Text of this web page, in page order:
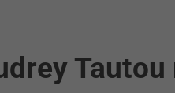
Tautou